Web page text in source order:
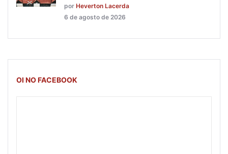
por Heverton Lacerda
6 de agosto de 2026
OI NO FACEBOOK